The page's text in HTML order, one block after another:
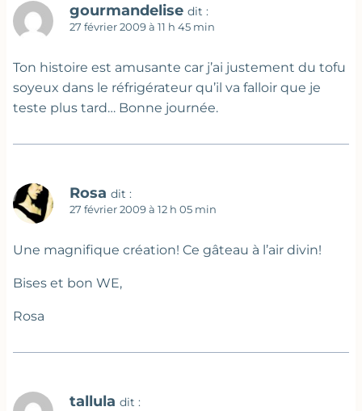
gourmandelise dit :
27 février 2009 à 11 h 45 min
Ton histoire est amusante car j’ai justement du tofu
soyeux dans le réfrigérateur qu’il va falloir que je
teste plus tard… Bonne journée.
Rosa dit :
27 février 2009 à 12 h 05 min
Une magnifique création! Ce gâteau à l’air divin!
Bises et bon WE,
Rosa
tallula dit :